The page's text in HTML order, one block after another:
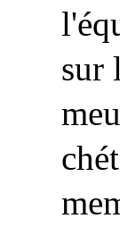
sur